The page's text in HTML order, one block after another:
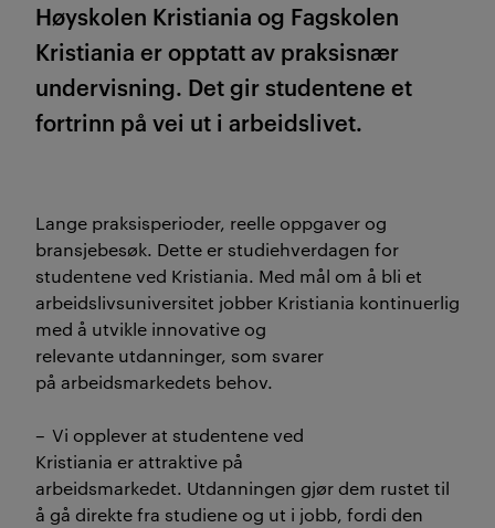
Høyskolen Kristiania og Fagskolen
Kristiania er opptatt av praksisnær
undervisning. Detgir studentene et
fortrinn på vei ut i arbeidslivet.
Lange praksisperioder, reelle oppgaver og
bransjebesøk. Dette er studiehverdagen for
studentene ved Kristiania. Med mål om å bli et
arbeidslivsuniversitet jobber Kristiania kontinuerlig
med å utvikle innovative og
relevante utdanninger, som svarer
på arbeidsmarkedets behov.
– Vi opplever at studenteneved
Kristiania erattraktive på
arbeidsmarkedet. Utdanningen gjør dem rustet til
å gå direkte fra studiene og ut i jobb, fordi den